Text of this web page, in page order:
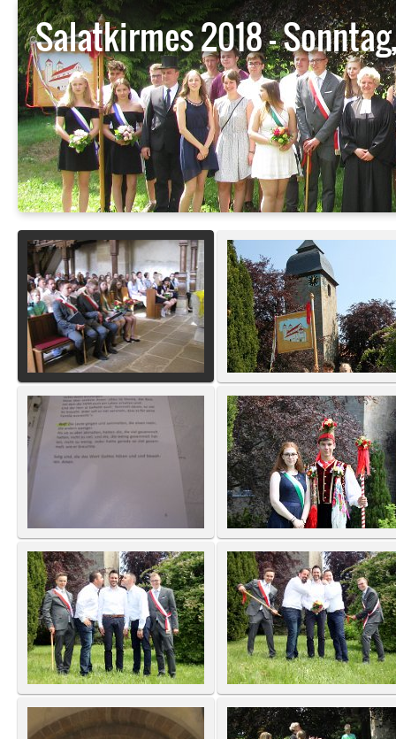
Salatkirmes 2018 -